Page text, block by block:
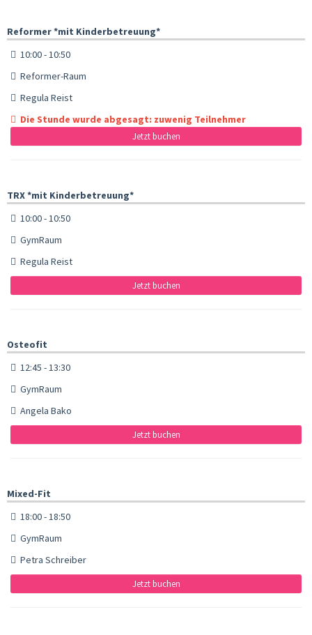
Reformer *mit Kinderbetreuung*
10:00 - 10:50
Reformer-Raum
Regula Reist
Die Stunde wurde abgesagt: zuwenig Teilnehmer
Jetzt buchen
TRX *mit Kinderbetreuung*
10:00 - 10:50
GymRaum
Regula Reist
Jetzt buchen
Osteofit
12:45 - 13:30
GymRaum
Angela Bako
Jetzt buchen
Mixed-Fit
18:00 - 18:50
GymRaum
Petra Schreiber
Jetzt buchen